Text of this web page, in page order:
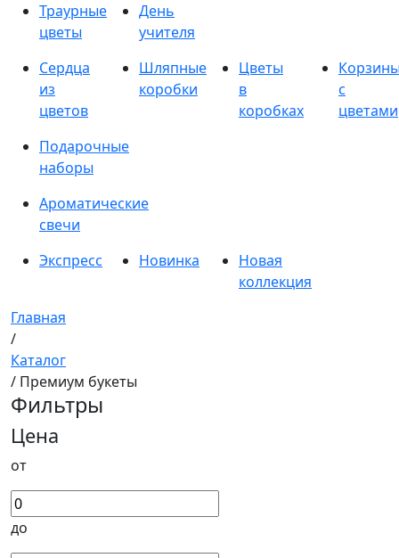
Траурные
цветы
День
учителя
Сердца
из
цветов
Шляпные
коробки
Цветы
в
коробках
с
цветами
Подарочные
наборы
Ароматические
свечи
Экспресс
Новинка
Новая
коллекция
Главная
/
Каталог
/ Премиум букеты
Фильтры
Цена
от
до